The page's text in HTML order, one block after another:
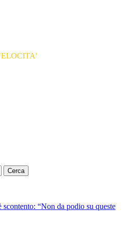
“Non da podio su queste